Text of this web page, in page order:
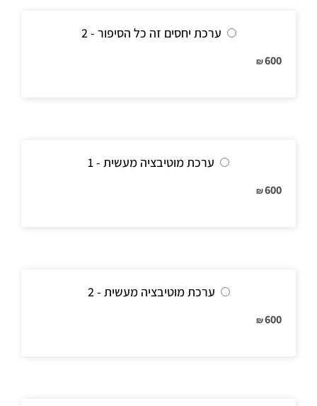
ערכת יחסים זה כל הסיפור - 2
600
₪
ערכת מוטיבציה מעשית - 1
600
₪
ערכת מוטיבציה מעשית - 2
600
₪